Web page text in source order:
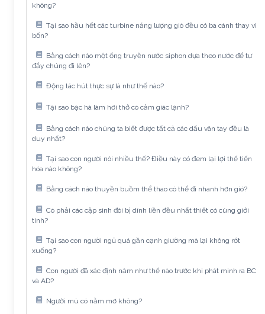
không?
Tại sao hầu hết các turbine năng lượng gió đều có ba cánh thay vì
bốn?
Bằng cách nào một ống truyền nước siphon dựa theo nước để tự
đẩy chúng đi lên?
Động tác hút thực sự là như thế nào?
Tại sao bạc hà làm hơi thở có cảm giác lạnh?
Bằng cách nào chúng ta biết được tất cả các dấu vân tay đều là
duy nhất?
Tại sao con người nói nhiều thế? Điều này có đem lại lợi thế tiến
hóa nào không?
Bằng cách nào thuyền buồm thể thao có thể đi nhanh hơn gió?
Có phải các cặp sinh đôi bị dính liền đều nhất thiết có cùng giới
tính?
Tại sao con người ngủ quá gần cạnh giường mà lại không rớt
xuống?
Con người đã xác định năm như thế nào trước khi phát minh ra BC
và AD?
Người mù có nằm mơ không?